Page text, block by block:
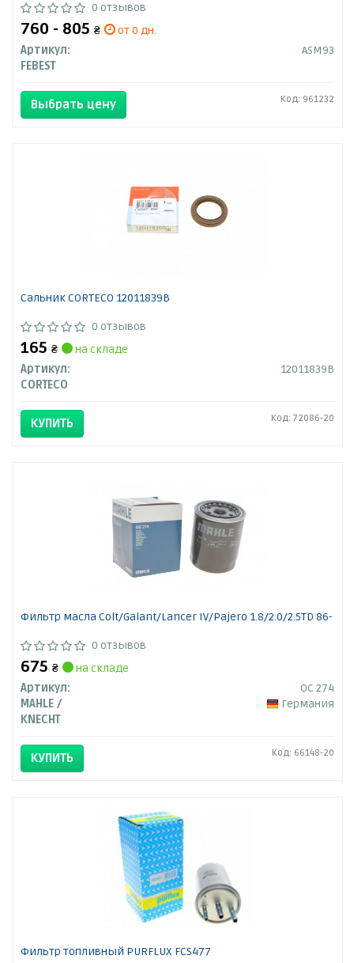
0 отзывов
760 - 805 ₴
от 0 дн.
Артикул:
ASM93
FEBEST
Выбрать цену Код: 961232
Сальник CORTECO 12011839B
0 отзывов
165 ₴
на складе
Артикул:
12011839B
CORTECO
КУПИТЬ Код: 72086-20
Фильтр масла Colt/Galant/Lancer IV/Pajero 1.8/2.0/2.5TD 86-
0 отзывов
675 ₴
на складе
Артикул:
OC 274
MAHLE /
KNECHT
Германия
КУПИТЬ Код: 66148-20
Фильтр топливный PURFLUX FCS477